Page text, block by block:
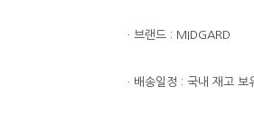
· 브랜드 : MIDGARD
· 배송일정 : 국내 재고